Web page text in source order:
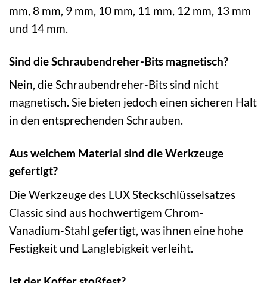
mm, 8 mm, 9 mm, 10 mm, 11 mm, 12 mm, 13 mm
und 14 mm.
Sind die Schraubendreher-Bits magnetisch?
Nein, die Schraubendreher-Bits sind nicht
magnetisch. Sie bieten jedoch einen sicheren Halt
in den entsprechenden Schrauben.
Aus welchem Material sind die Werkzeuge
gefertigt?
Die Werkzeuge des LUX Steckschlüsselsatzes
Classic sind aus hochwertigem Chrom-
Vanadium-Stahl gefertigt, was ihnen eine hohe
Festigkeit und Langlebigkeit verleiht.